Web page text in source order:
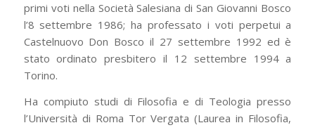
primi voti nella Società Salesiana di San Giovanni Bosco
l’8 settembre 1986; ha professato i voti perpetui a
Castelnuovo Don Bosco il 27 settembre 1992 ed è
stato ordinato presbitero il 12 settembre 1994 a
Torino.
Ha compiuto studi di Filosofia e di Teologia presso
l’Università di Roma Tor Vergata (Laurea in Filosofia,